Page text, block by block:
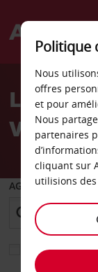
Welcome
Avis
Victoria
AGENCE DE
Politique
Nous
offres
et pour
Nous
partenaires
cliquant sur
utilisions des